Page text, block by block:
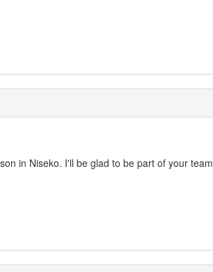
in Niseko. I'll be glad to be part of your